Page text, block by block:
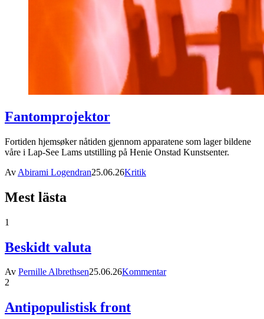
Fantomprojektor
Fortiden hjemsøker nåtiden gjennom apparatene som lager bildene
våre i Lap-See Lams utstilling på Henie Onstad Kunstsenter.
Av Abirami Logendran25.06.26Kritik
Mest lästa
1
Beskidt valuta
Av Pernille Albrethsen25.06.26Kommentar
2
Antipopulistisk front